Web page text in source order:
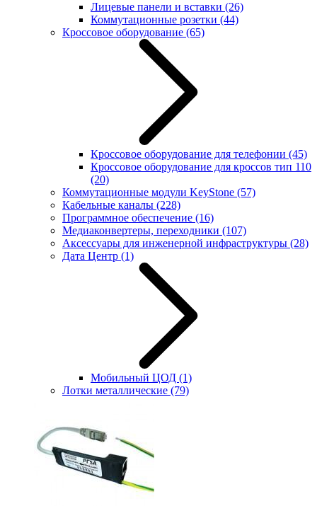
Лицевые панели и вставки (26)
Коммутационные розетки (44)
Кроссовое оборудование (65)
Кроссовое оборудование для телефонии (45)
Кроссовое оборудование для кроссов тип 110
(20)
Коммутационные модули KeyStone (57)
Кабельные каналы (228)
Программное обеспечение (16)
Медиаконвертеры, переходники (107)
Аксессуары для инженерной инфраструктуры (28)
Дата Центр (1)
Мобильный ЦОД (1)
Лотки металлические (79)